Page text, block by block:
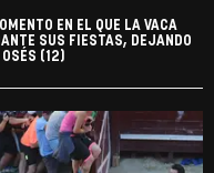
EN EL QUE LA VACA
SUS FIESTAS, DEJANDO
OSÉS (12)